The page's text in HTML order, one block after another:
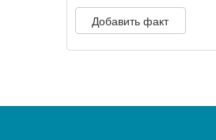
Добавить факт